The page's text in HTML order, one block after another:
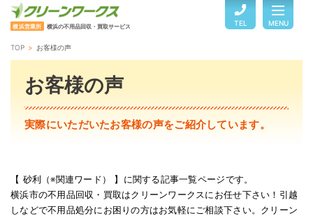
横浜営業所 横浜の不用品回収・買取サービス TEL MENU
サービスのご案内
回収品目・料金
TOP お客様の声
お客様の声
実際にいただいたお客様の声をご紹介しています。
【 砂利（※関連ワード） 】に関する記事一覧ページです。
横浜市の不用品回収・買取はクリーンワークスにお任せ下さい！引越
しなどで不用品処分にお困りの方はお気軽にご相談下さい。クリーン